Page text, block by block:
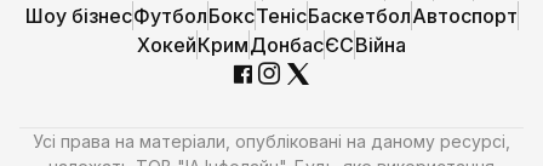
Шоу бізнесФутболБоксТенісБаскетболАвтоспорт
ХокейКримДонбасЄСВійна
Усі права на матеріали, опубліковані на даному ресурсі,